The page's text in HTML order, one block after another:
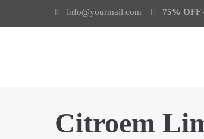
info@yourmail.com 75%
Citroem